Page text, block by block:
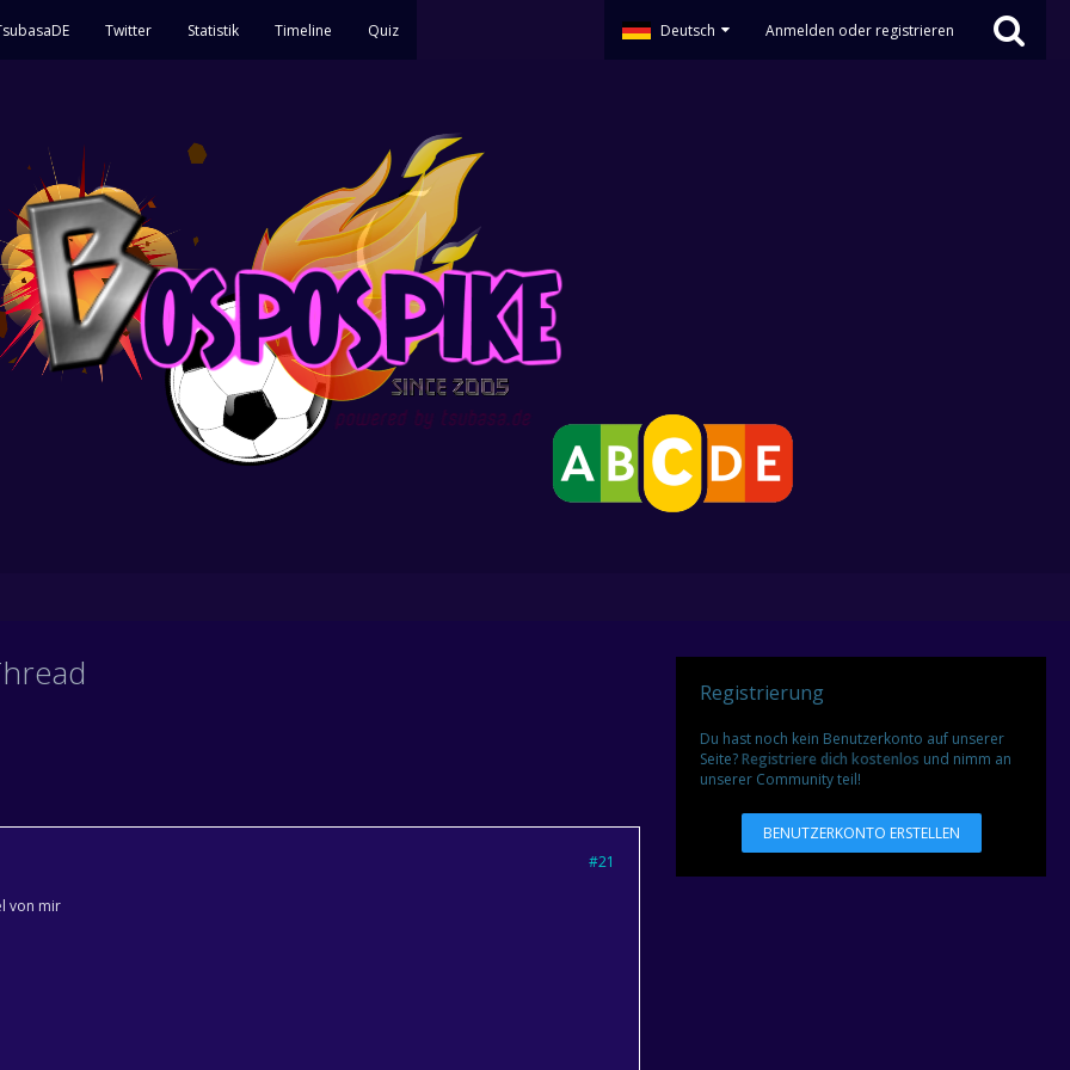
Twitter Statistik Timeline Quiz Deutsch Anmelden oder registrieren
#21
von mir
Registrierung
Du hast noch kein Benutzerkonto auf unserer
Seite?Registriere dich kostenlos und nimm an
unserer Community teil!
BENUTZERKONTO ERSTELLEN